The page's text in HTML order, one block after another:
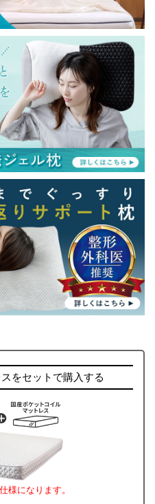
をセットで購入する
様になります。